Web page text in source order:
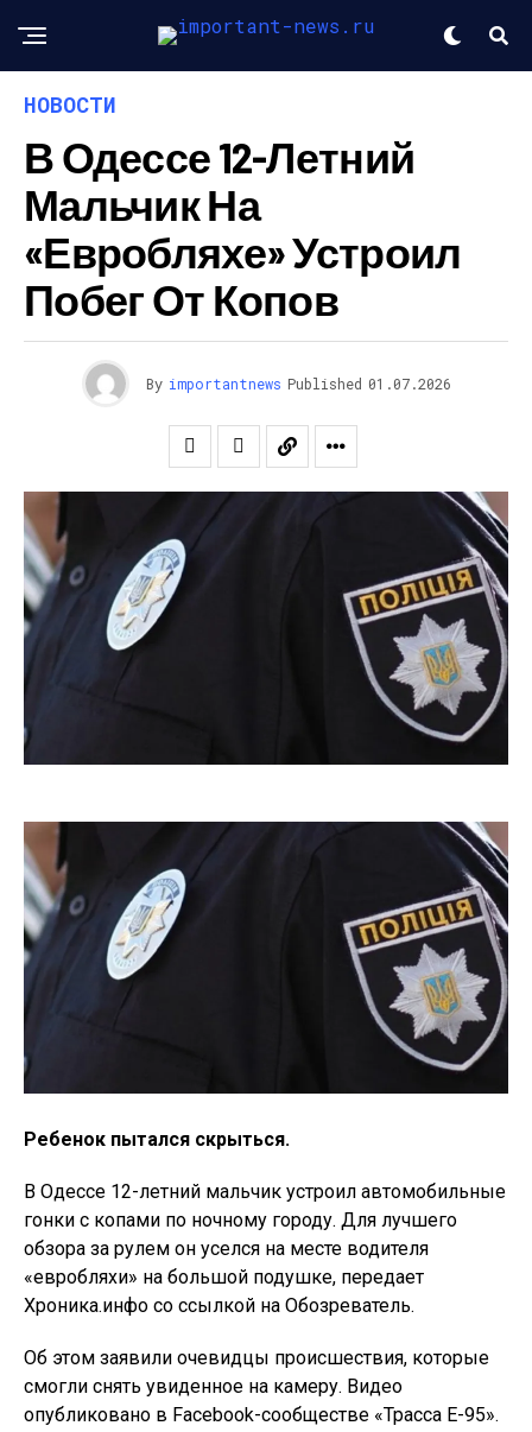
НОВОСТИ
В Одессе 12-Летний
Мальчик На
«евробляхе» Устроил
Побег От Копов
By importantnews Published 01.07.2026
Ребенок пытался скрыться.
В Одессе 12-летний мальчик устроил автомобильные
гонки с копами по ночному городу. Для лучшего
обзора за рулем он уселся на месте водителя
«евробляхи» на большой подушке, передает
Хроника.инфо со ссылкой на Обозреватель.
Об этом заявили очевидцы происшествия, которые
смогли снять увиденное на камеру. Видео
опубликовано в Facebook-сообществе «Трасса Е-95».